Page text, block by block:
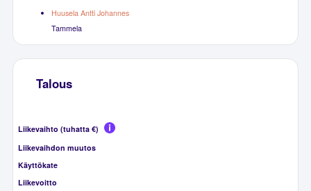
Huusela Antti Johannes
Tammela
Talous
Liikevaihto (tuhatta €)
Liikevaihdon muutos
Käyttökate
Liikevoitto